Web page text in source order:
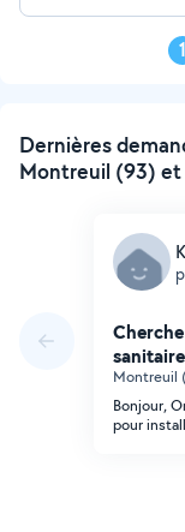
1
Dernières
Montreuil (93)
sanitaire
Montreuil
Bonjour,
pour